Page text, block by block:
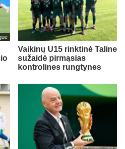
Vaikinų U15 rinktinė Taline
sužaidė pirmąsias
kontrolines rungtynes